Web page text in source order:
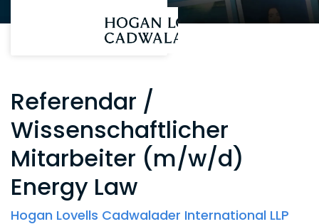
Referendar /
Wissenschaftlicher
Mitarbeiter (m/w/d)
Energy Law
Hogan Lovells Cadwalader International LLP